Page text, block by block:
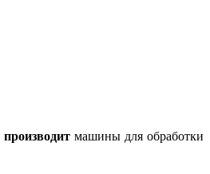
машины для обработки